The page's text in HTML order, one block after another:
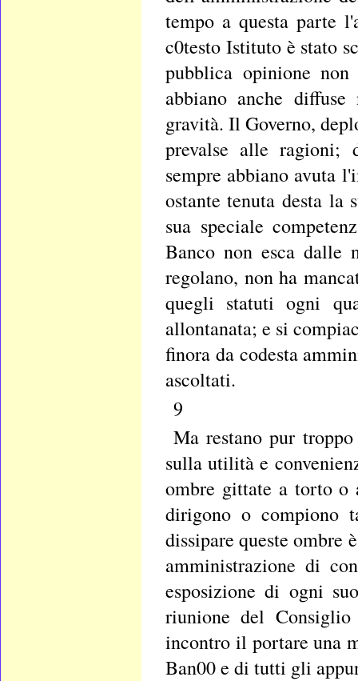
tempo a questa parte
c0testo Istituto è stato
pubblica opinione
abbiano anche
gravità. Il Governo,
prevalse alle ragioni;
sempre abbiano avuta
ostante tenuta desta la
sua speciale
Banco non esca
regolano, non ha
quegli statuti ogni
allontanata; e si
finora da codesta
ascoltati.
9
Ma restano pur
sulla utilità e
ombre gittate a torto
dirigono o compiono
dissipare queste ombre
amministrazione di
esposizione di ogni
riunione del
incontro il portare una
Ban00 e di tutti gli